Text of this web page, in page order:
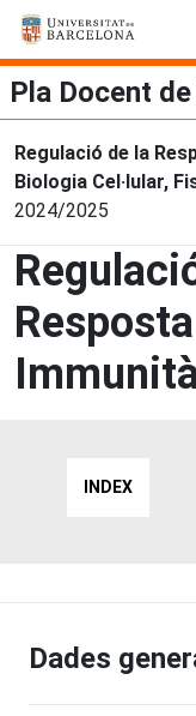
Pla Docent
Regulació de la
Biologia Cel·lular,
2024/2025
Resposta
INDEX
Dades